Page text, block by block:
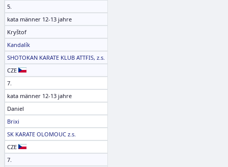
5.
kata männer 12-13 jahre
Kryštof
Kandalík
SHOTOKAN KARATE KLUB ATTFIS, z.s.
CZE
7.
kata männer 12-13 jahre
Daniel
Brixi
SK KARATE OLOMOUC z.s.
CZE
7.